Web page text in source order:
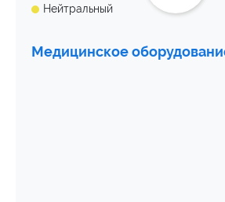
Нейтральный
Медицинское